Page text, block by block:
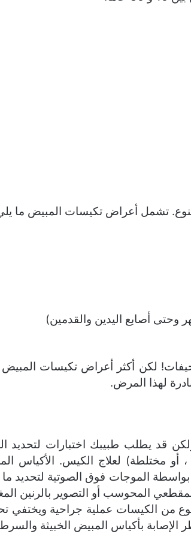
تشمل أعراض تكيسات المبيض ما
أصابع اليدين والقدمين)
لكن أكثر أعراض تكيسات المبيض
لهذا المرض.
يطلب طبيبك اختبارات لتحديد
أو مختلطة) لعلاج الكيس. الأكياس
الموجات فوق الصوتية لتحديد
المحوسب أو التصوير بالرنين
من الكيسات عملية جراحية
بأكياس المبيض الخبيثة